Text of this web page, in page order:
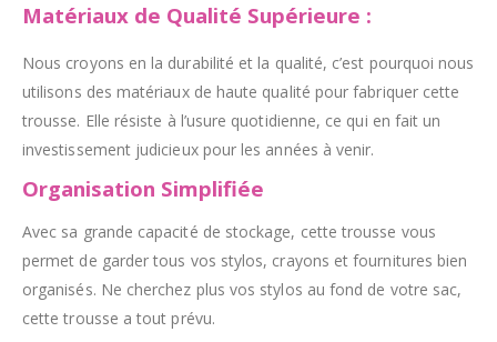
Matériaux de Qualité Supérieure :
Nous croyons en la durabilité et la qualité, c’est pourquoi nous
utilisons des matériaux de haute qualité pour fabriquer cette
trousse. Elle résiste à l’usure quotidienne, ce qui en fait un
investissement judicieux pour les années à venir.
Organisation Simplifiée
Avec sa grande capacité de stockage, cette trousse vous
permet de garder tous vos stylos, crayons et fournitures bien
organisés. Ne cherchez plus vos stylos au fond de votre sac,
cette trousse a tout prévu.